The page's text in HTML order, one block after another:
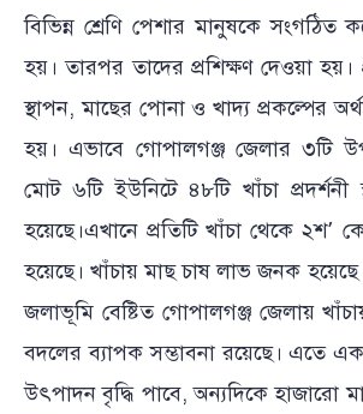
বিভিন্ন শ্রেণি পেশার মানুষকে সংগঠিত
হয়। তারপর তাদের প্রশিক্ষণ দেওয়া হয়।
স্থাপন, মাছের পোনা ও খাদ্য প্রকল্পের
হয়। এভাবে গোপালগঞ্জ জেলার ৩টি
মোট ৬টি ইউনিটে ৪৮টি খাঁচা প্রদর্শনী
হয়েছে।এখানে প্রতিটি খাঁচা থেকে ২শ’
হয়েছে। খাঁচায় মাছ চাষ লাভ জনক
জলাভূমি বেষ্টিত গোপালগঞ্জ জেলায়
বদলের ব্যাপক সম্ভাবনা রয়েছে। এতে
উৎপাদন বৃদ্ধি পাবে, অন্যদিকে হাজারো